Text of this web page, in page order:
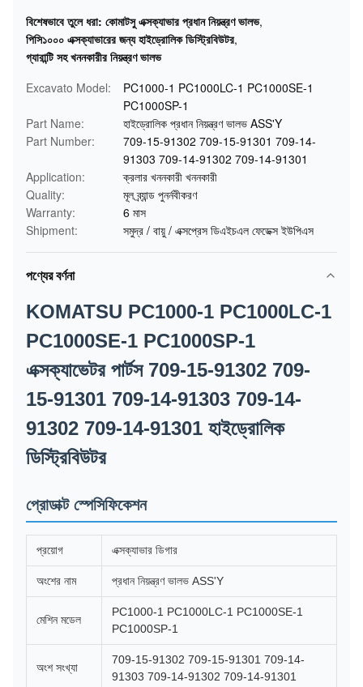
বিশেষভাবে তুলে ধরা: কোমাটসু এক্সক্যাভার প্রধান নিয়ন্ত্রণ ভালভ,
পিসি১০০০ এক্সক্যাভারের জন্য হাইড্রোলিক ডিস্ট্রিবিউটর,
গ্যারান্টি সহ খননকারীর নিয়ন্ত্রণ ভালভ
Excavato Model:
PC1000-1 PC1000LC-1 PC1000SE-1
PC1000SP-1
Part Name:
হাইড্রোলিক প্রধান নিয়ন্ত্রণ ভালভ ASS'Y
Part Number:
709-15-91302 709-15-91301 709-14-
91303 709-14-91302 709-14-91301
Application:
ক্রলার খননকারী খননকারী
Quality:
মূল ব্র্যান্ড পুনর্নবীকরণ
Warranty:
6 মাস
Shipment:
সমুদ্র / বায়ু / এক্সপ্রেস ডিএইচএল ফেডেক্স ইউপিএস
পণ্যের বর্ণনা
KOMATSU PC1000-1 PC1000LC-1
PC1000SE-1 PC1000SP-1
এক্সক্যাভেটর পার্টস 709-15-91302 709-
15-91301 709-14-91303 709-14-
91302 709-14-91301 হাইড্রোলিক
ডিস্ট্রিবিউটর
প্রোডাক্ট স্পেসিফিকেশন
প্রয়োগ এক্সক্যাভার ডিগার
অংশের নাম প্রধান নিয়ন্ত্রণ ভালভ ASS'Y
মেশিন মডেল
PC1000-1 PC1000LC-1 PC1000SE-1
PC1000SP-1
অংশ সংখ্যা
709-15-91302 709-15-91301 709-14-
91303 709-14-91302 709-14-91301